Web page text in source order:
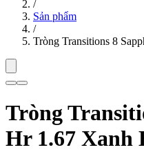
/
Sản phẩm
/
Tròng Transitions 8
Tròng
Hr 1.67 Xanh